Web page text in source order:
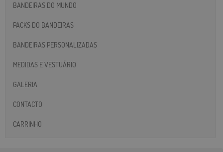
BANDEIRAS DO MUNDO
PACKS DO BANDEIRAS
BANDEIRAS PERSONALIZADAS
MEDIDAS E VESTUÁRIO
GALERIA
CONTACTO
CARRINHO